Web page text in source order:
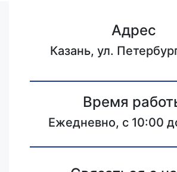
Адрес
Казань, ул.
Время
Ежедневно, с 10:00